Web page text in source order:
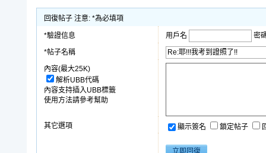
回復帖子 注意: *為必填項
*驗證信息 用戶名
密
*帖子名稱
內容(最大25K)
解析UBB代碼
內容支持插入UBB標籤
使用方法請參考幫助
其它選項 顯示簽名 鎖定帖子